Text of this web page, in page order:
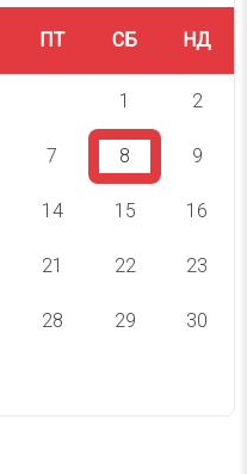
ПТ СБ НД
1 2
7 8 9
14 15 16
21 22 23
28 29 30